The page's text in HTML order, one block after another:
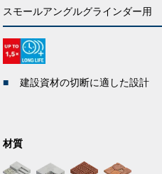
スモールアングルグラインダー用
建設資材の切断に適した設計
材質